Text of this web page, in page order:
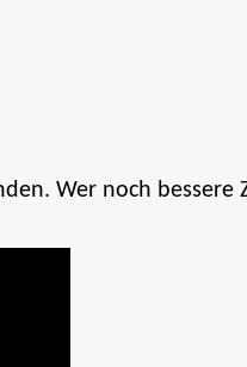
Wer noch bessere